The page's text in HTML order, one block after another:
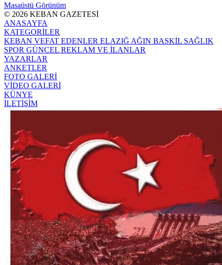
Masaüstü Görünüm
© 2026 KEBAN GAZETESİ
ANASAYFA
KATEGORİLER
KEBAN VEFAT EDENLER ELAZIĞ AĞIN BASKİL SAĞLIK
SPOR GÜNCEL REKLAM VE İLANLAR
YAZARLAR
ANKETLER
FOTO GALERİ
VİDEO GALERİ
KÜNYE
İLETİŞİM